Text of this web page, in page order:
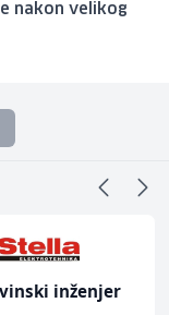
nakon velikog
inženjer